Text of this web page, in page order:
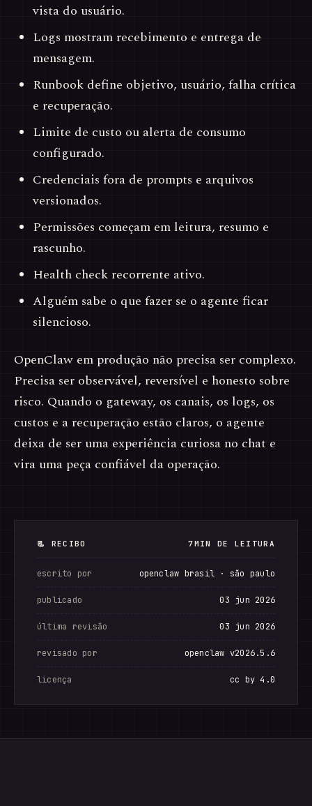
vista do usuário.
Logs mostram recebimento e entrega de
mensagem.
Runbook define objetivo, usuário, falha crítica
e recuperação.
Limite de custo ou alerta de consumo
configurado.
Credenciais fora de prompts e arquivos
versionados.
Permissões começam em leitura, resumo e
rascunho.
Health check recorrente ativo.
Alguém sabe o que fazer se o agente ficar
silencioso.
OpenClaw em produção não precisa ser complexo.
Precisa ser observável, reversível e honesto sobre
risco. Quando o gateway, os canais, os logs, os
custos e a recuperação estão claros, o agente
deixa de ser uma experiência curiosa no chat e
vira uma peça confiável da operação.
📃 RECIBO 7MIN DE LEITURA
escrito por openclaw brasil · são paulo
publicado 03 jun 2026
última revisão 03 jun 2026
revisado por openclaw v2026.5.6
licença cc by 4.0